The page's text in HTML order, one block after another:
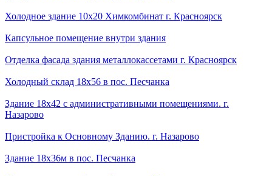
Холодное здание 10х20 Химкомбинат г. Красноярск
Капсульное помещение внутри здания
Отделка фасада здания металлокассетами г. Красноярск
Холодный склад 18х56 в пос. Песчанка
Здание 18х42 с административными помещениями. г.
Назарово
Пристройка к Основному Зданию. г. Назарово
Здание 18х36м в пос. Песчанка